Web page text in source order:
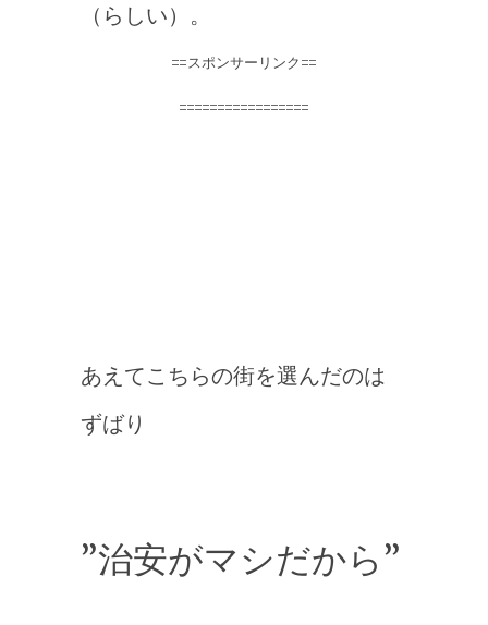
（らしい）。
==スポンサーリンク==
=================
あえてこちらの街を選んだのは
ずばり
”治安がマシだから”